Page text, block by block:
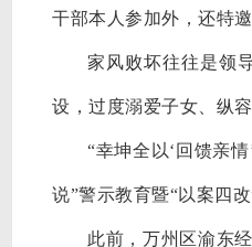
干部本人参加外，还特
家风败坏往往是领
设，过度溺爱子女、纵
“幸坤全以‘回馈亲
说”警示教育暨“以案四
此前，万州区渝东